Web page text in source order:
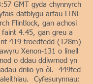
GMT gyda chynnyrch
datblygu arfau LLNL
Flintlock, gan achosi
faint 4.45, gan greu a
419 troedfedd (128m)
Xenon-131 o linell
o ddau ddiwrnod yn
drilio yn ôl. 449fed
Cyfesurynnau: